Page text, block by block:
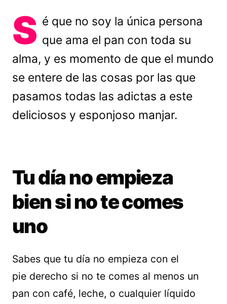
S é que no soy la única persona
que ama el pan con toda su
alma, y es momento de que el mundo
se entere de las cosas por las que
pasamos todas las adictas a este
deliciosos y esponjoso manjar.
Tu día no empieza
bien si no te comes
uno
Sabes que tu día no empieza con el
pie derecho si no te comes al menos un
pan con café, leche, o cualquier líquido